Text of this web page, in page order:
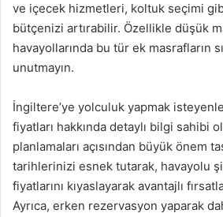
ve içecek hizmetleri, koltuk seçimi
bütçenizi artırabilir. Özellikle düşük
havayollarında bu tür ek masrafların
unutmayın.
İngiltere’ye yolculuk yapmak
fiyatları hakkında detaylı bilgi sahibi
planlamaları açısından büyük önem
tarihlerinizi esnek tutarak, havayolu
fiyatlarını kıyaslayarak avantajlı
Ayrıca, erken rezervasyon yaparak